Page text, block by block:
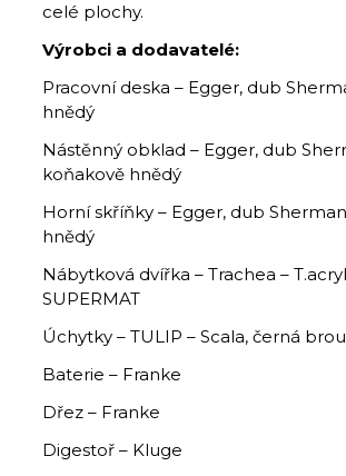
celé plochy.
Výrobci a dodavatelé:
Pracovní deska – Egger, dub
hnědý
Nástěnný obklad – Egger, dub
koňakově hnědý
Horní skříňky – Egger, dub
hnědý
Nábytková dvířka – Trachea –
SUPERMAT
Úchytky – TULIP – Scala, černá
Baterie – Franke
Dřez – Franke
Digestoř – Kluge